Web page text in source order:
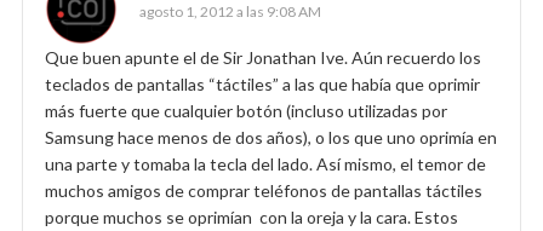
agosto 1, 2012 a las 9:08 AM
Que buen apunte el de Sir Jonathan Ive. Aún recuerdo los
teclados de pantallas “táctiles” a las que había que oprimir
más fuerte que cualquier botón (incluso utilizadas por
Samsung hace menos de dos años), o los que uno oprimía en
una parte y tomaba la tecla del lado. Así mismo, el temor de
muchos amigos de comprar teléfonos de pantallas táctiles
porque muchos se oprimían con la oreja y la cara. Estos